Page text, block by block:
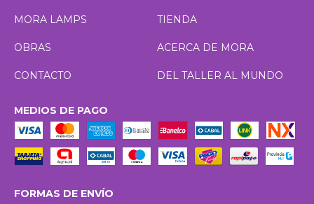
MORA LAMPS
TIENDA
OBRAS ACERCA DE MORA
CONTACTO DEL TALLER AL MUNDO
MEDIOS DE PAGO
FORMAS DE ENVÍO